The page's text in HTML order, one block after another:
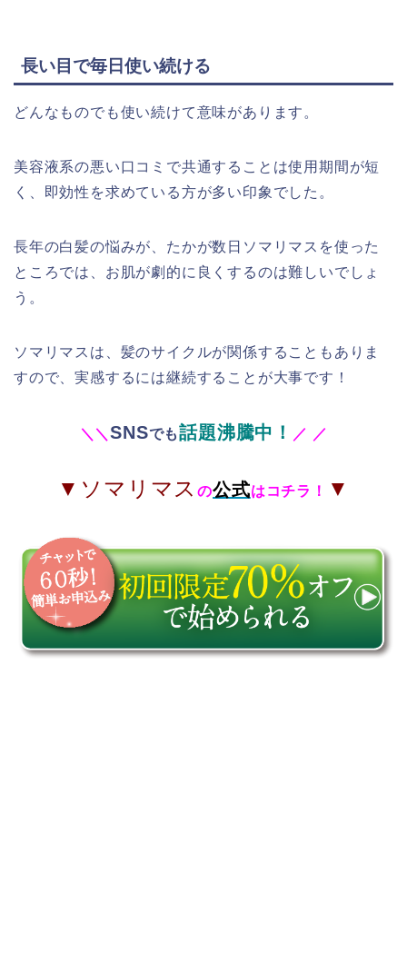
長い目で毎日使い続ける
どんなものでも使い続けて意味があります。
美容液系の悪い口コミで共通することは使用期間が短
く、即効性を求めている方が多い印象でした。
長年の白髪の悩みが、たかが数日ソマリマスを使った
ところでは、お肌が劇的に良くするのは難しいでしょ
う。
ソマリマスは、髪のサイクルが関係することもありま
すので、実感するには継続することが大事です！
＼ ＼SNSでも話題沸騰中！ ／ ／
▼ソマリマスの公式はコチラ！ ▼